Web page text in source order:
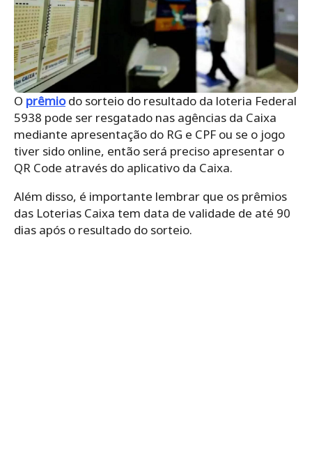
O prêmiodo sorteio do resultado da loteria Federal
5938 pode ser resgatado nas agências da Caixa
mediante apresentação do RG e CPF ou se o jogo
tiver sido online, então será preciso apresentar o
QR Code através do aplicativo da Caixa.
Além disso, é importante lembrar que os prêmios
das Loterias Caixa tem data de validade de até 90
dias após o resultado do sorteio.